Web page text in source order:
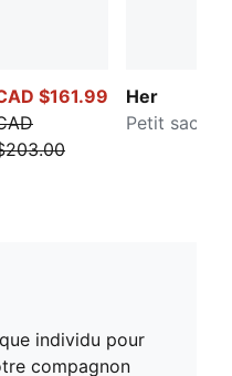
$161.99
Her
Petit sac à
individu pour
compagnon